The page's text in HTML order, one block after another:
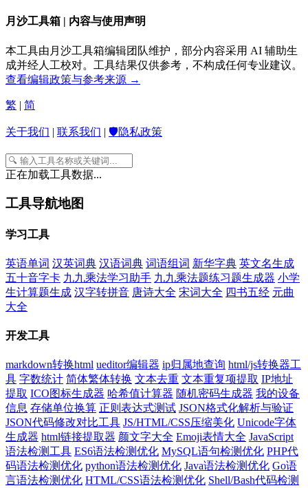
月沙工具箱 | 内容与使用声明
本工具由月沙工具箱编辑团队维护，部分内容采用 AI 辅助生
成并经人工校对。工具结果仅供参考，不构成任何专业建议。
查看编辑政策与参考来源 →
繁 | 简
关于我们 | 联系我们 | 🛡️隐私政策
正在加载工具数据...
工具导航地图
学习工具
英语单词 汉英词典 汉语词典 词语组词 新华字典 英文名生成
五十音字卡 九九乘法学习助手 九九乘法题练习题生成器 小学
生计算题生成 汉字转拼音 唐诗大全 宋词大全 四书五经 元曲
大全
开发工具
markdown转换html ueditor编辑器 ip归属地查询 html/js转换器工
具 字数统计 简体繁体转换 文本去重 文本重复项提取 IP地址
提取 ICO图标生成器 哈希值计算器 随机密码生成器 我的设备
信息 存储单位换算 正则表达式测试 JSON格式化解析与验证
JSON代码修改对比工具 JS/HTML/CSS压缩美化 Unicode字体
生成器 html链接提取器 颜文字大全 Emoji表情大全 JavaScript
语法检测工具 ES6语法检测优化 MySQL语句检测优化 PHP代
码语法检测优化 python语法检测优化 Java语法检测优化 Go语
言语法检测优化 HTML/CSS语法检测优化 Shell/Bash代码检测